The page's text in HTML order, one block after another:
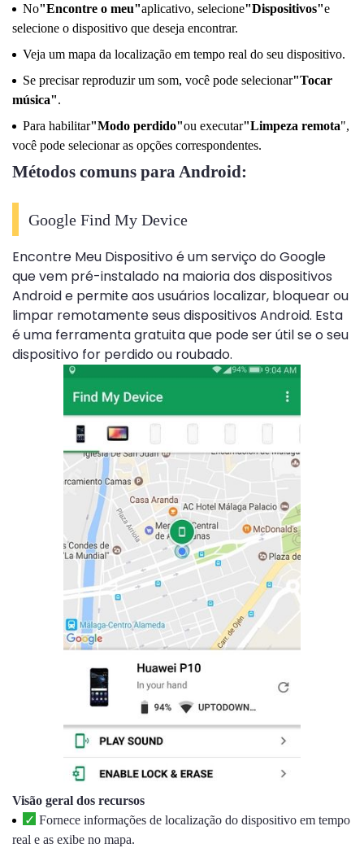
No"Encontre o meu"aplicativo, selecione"Dispositivos"e
selecione o dispositivo que deseja encontrar.
Veja um mapa da localização em tempo real do seu dispositivo.
Se precisar reproduzir um som, você pode selecionar"Tocar
música".
Para habilitar"Modo perdido"ou executar"Limpeza remota",
você pode selecionar as opções correspondentes.
Métodos comuns para Android:
Google Find My Device
Encontre Meu Dispositivo é um serviço do Google
que vem pré-instalado na maioria dos dispositivos
Android e permite aos usuários localizar, bloquear ou
limpar remotamente seus dispositivos Android. Esta
é uma ferramenta gratuita que pode ser útil se o seu
dispositivo for perdido ou roubado.
Visão geral dos recursos
Fornece informações de localização do dispositivo em tempo
real e as exibe no mapa.